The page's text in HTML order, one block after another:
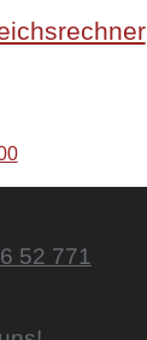
52 771